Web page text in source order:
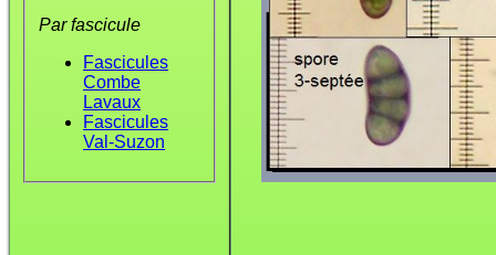
Par fascicule
Fascicules
Combe
Lavaux
Fascicules
Val-Suzon